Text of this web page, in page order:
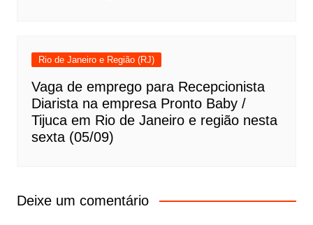
Rio de Janeiro e Região (RJ)
Vaga de emprego para Recepcionista
Diarista na empresa Pronto Baby /
Tijuca em Rio de Janeiro e região nesta
sexta (05/09)
Deixe um comentário